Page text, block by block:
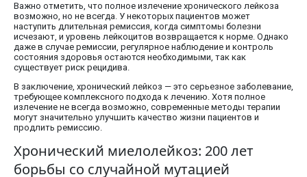
Важно отметить, что полное излечение хронического лейкоза
возможно, но не всегда. У некоторых пациентов может
наступить длительная ремиссия, когда симптомы болезни
исчезают, и уровень лейкоцитов возвращается к норме. Однако
даже в случае ремиссии, регулярное наблюдение и контроль
состояния здоровья остаются необходимыми, так как
существует риск рецидива.
В заключение, хронический лейкоз — это серьезное заболевание,
требующее комплексного подхода к лечению. Хотя полное
излечение не всегда возможно, современные методы терапии
могут значительно улучшить качество жизни пациентов и
продлить ремиссию.
Хронический миелолейкоз: 200 лет
борьбы со случайной мутацией